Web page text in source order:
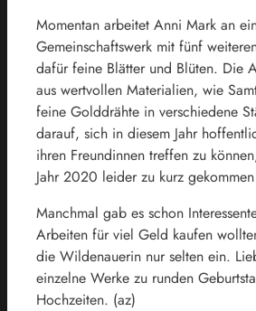
Momentan arbeitet Anni Mark an
Gemeinschaftswerk mit fünf
dafür feine Blätter und Blüten. Die
aus wertvollen Materialien, wie
feine Golddrähte in verschiedene
darauf, sich in diesem Jahr
ihren Freundinnen treffen zu
Jahr 2020 leider zu kurz
Manchmal gab es schon
Arbeiten für viel Geld kaufen
die Wildenauerin nur selten ein.
einzelne Werke zu runden
Hochzeiten. (az)